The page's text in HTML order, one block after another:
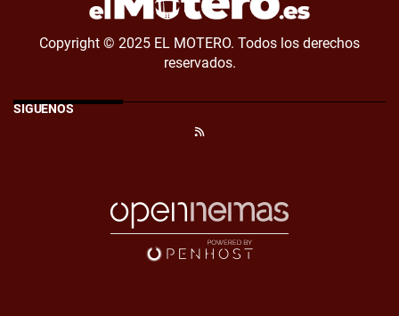
Copyright © 2025 EL MOTERO. Todos los derechos
reservados.
SÍGUENOS